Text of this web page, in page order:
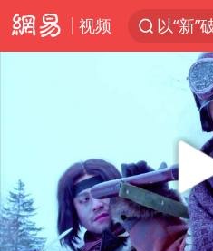
视频
台风
宇树
看守所
CIA被